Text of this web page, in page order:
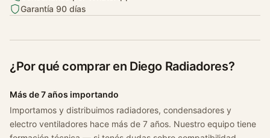
e
p
a
.
0
9
Garantía 90 días
¿Por qué comprar en Diego Radiadores?
Más de 7 años importando
Importamos y distribuimos radiadores, condensadores y
electro ventiladores hace más de 7 años. Nuestro equipo tiene